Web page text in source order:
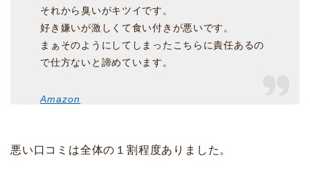
それから臭いがキツイです。
好き嫌いが激しくて食い付きが悪いです。
まぁそのようにしてしまったこちらに責任あるの
で仕方ないと諦めています。
Amazon
悪い口コミは全体の１割程度ありました。